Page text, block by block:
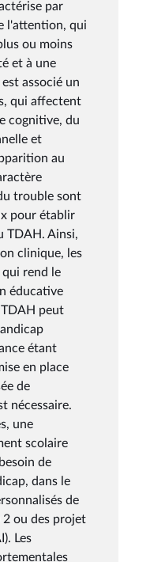
par
l'attention, qui
ou moins
et à une
associé un
qui affectent
cognitive, du
et
au
trouble sont
pour établir
TDAH. Ainsi,
clinique, les
qui rend le
éducative
peut
étant
en place
de
nécessaire.
une
scolaire
de
dans le
de
2 ou des projet
Les